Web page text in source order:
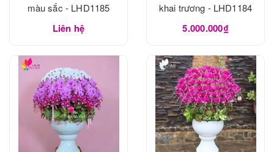
màu sắc - LHD1185
Liên hệ
khai trương - LHD1184
5.000.000₫